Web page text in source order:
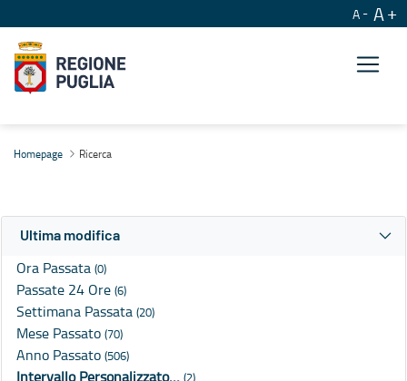
A A
Homepage Ricerca
Ultima modifica
Ora Passata (0)
Passate 24 Ore (6)
Settimana Passata (20)
Mese Passato (70)
Anno Passato (506)
Intervallo Personalizzato… (2)